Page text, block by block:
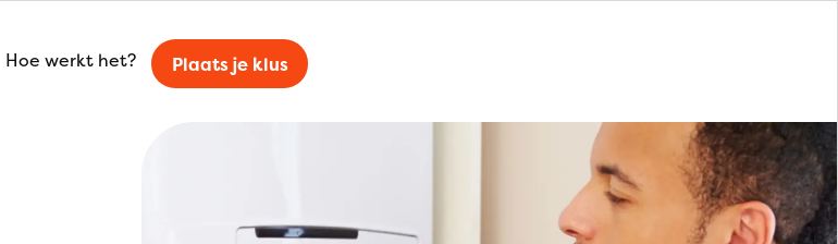
Hoe werkt het? Plaats je klus